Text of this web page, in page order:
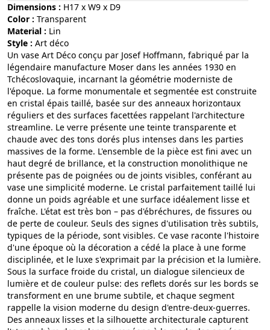
Dimensions : H17 x W9 x D9
Color :
transparent
Material :
lin
Style :
art déco
Un vase Art Déco conçu par Josef Hoffmann, fabriqué par la
légendaire manufacture Moser dans les années 1930 en
Tchécoslovaquie, incarnant la géométrie moderniste de
l'époque. La forme monumentale et segmentée est construite
en cristal épais taillé, basée sur des anneaux horizontaux
réguliers et des surfaces facettées rappelant l'architecture
streamline. Le verre présente une teinte transparente et
chaude avec des tons dorés plus intenses dans les parties
massives de la forme. L'ensemble de la pièce est fini avec un
haut degré de brillance, et la construction monolithique ne
présente pas de poignées ou de joints visibles, conférant au
vase une simplicité moderne. Le cristal parfaitement taillé lui
donne un poids agréable et une surface idéalement lisse et
fraîche. L'état est très bon – pas d'ébréchures, de fissures ou
de perte de couleur. Seuls des signes d'utilisation très subtils,
typiques de la période, sont visibles. Ce vase raconte l'histoire
d'une époque où la décoration a cédé la place à une forme
disciplinée, et le luxe s'exprimait par la précision et la lumière.
Sous la surface froide du cristal, un dialogue silencieux de
lumière et de couleur pulse: des reflets dorés sur les bords se
transforment en une brume subtile, et chaque segment
rappelle la vision moderne du design d'entre-deux-guerres.
Des anneaux lisses et la silhouette architecturale capturent